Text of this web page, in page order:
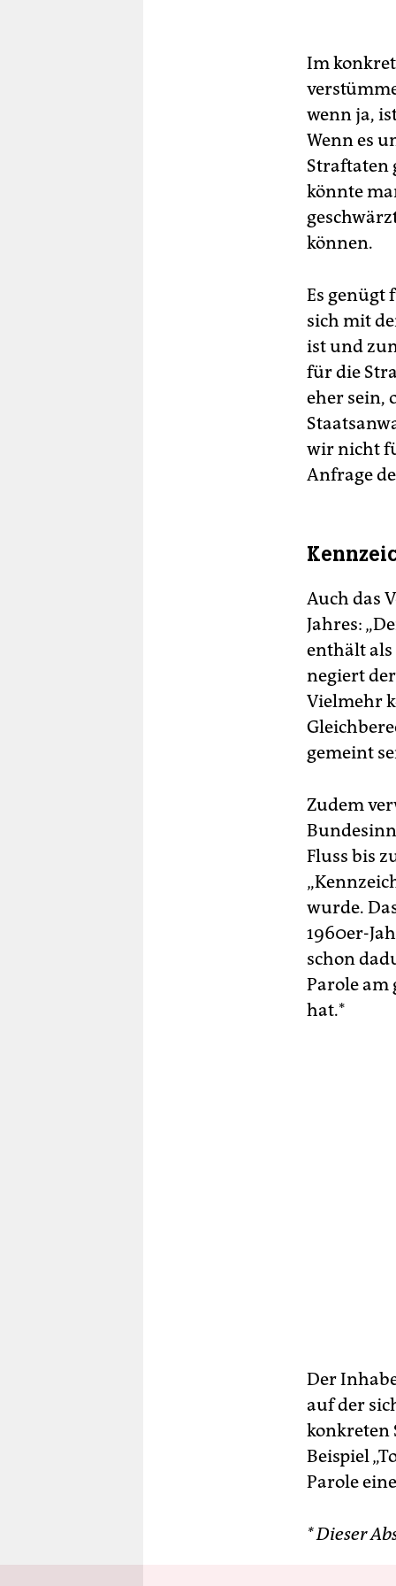
Im
wenn ja,
Wenn es
Straftaten
könnte
können.
Es genügt
sich mit
ist und
für die
eher sein,
wir nicht
Anfrage
Auch das
Jahres:
enthält als
negiert
Vielmehr
gemeint
Zudem
Fluss bis
wurde.
1960er-
schon
Parole am
hat.*
Der
auf der
konkreten
Beispiel
Parole
* Dieser